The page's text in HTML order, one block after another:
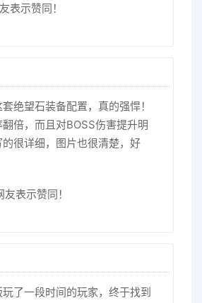
表示赞同！
绝望石装备配置，真的强悍！
倍，而且对BOSS伤害提升明
很详细，图片也很清楚，好
友表示赞同！
了一段时间的玩家，终于找到